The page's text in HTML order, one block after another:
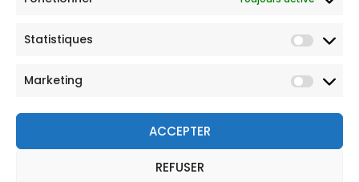
Statistiques
Marketing
ACCEPTER
REFUSER